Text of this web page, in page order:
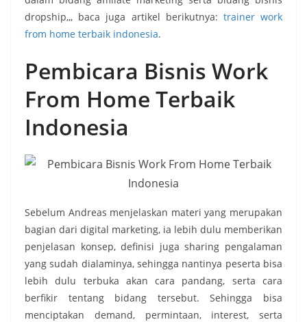
dropship,,, baca juga artikel berikutnya: trainer work
from home terbaik indonesia.
Pembicara Bisnis Work
From Home Terbaik
Indonesia
Sebelum Andreas menjelaskan materi yang merupakan
bagian dari digital marketing, ia lebih dulu memberikan
penjelasan konsep, definisi juga sharing pengalaman
yang sudah dialaminya, sehingga nantinya peserta bisa
lebih dulu terbuka akan cara pandang, serta cara
berfikir tentang bidang tersebut. Sehingga bisa
menciptakan demand, permintaan, interest, serta